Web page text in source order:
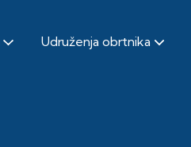
Udruženja obrtnika